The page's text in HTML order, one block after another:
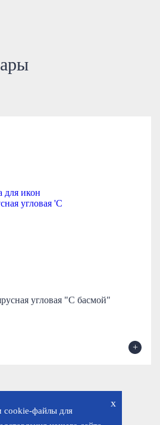
угловая "С басмой"
+
x
cookie-файлы для